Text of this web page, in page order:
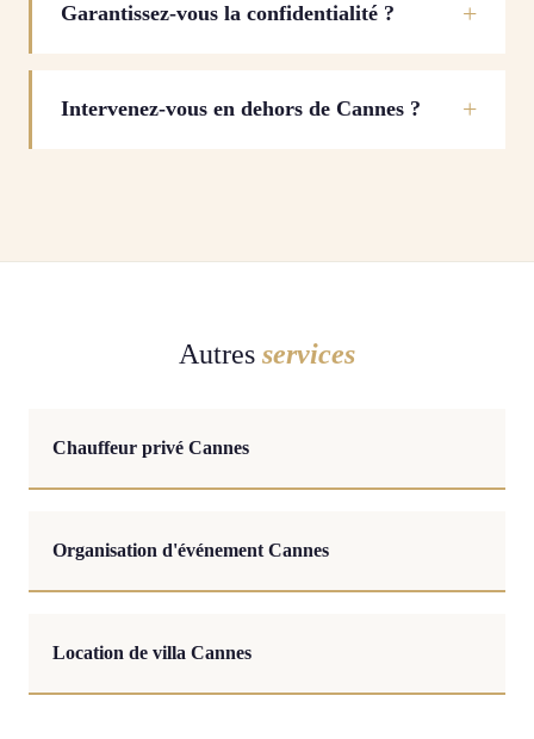
Garantissez-vous la confidentialité ?
Intervenez-vous en dehors de Cannes ?
Autres services
Chauffeur privé Cannes
Organisation d'événement Cannes
Location de villa Cannes